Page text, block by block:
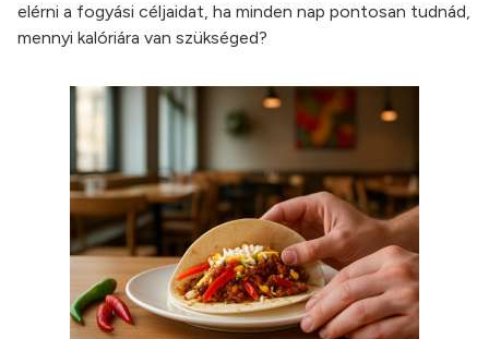
elérni a fogyási céljaidat, ha minden nap pontosan tudnád,
mennyi kalóriára van szükséged?